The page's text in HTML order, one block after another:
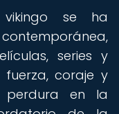
se ha
series y
coraje y
perdura en la